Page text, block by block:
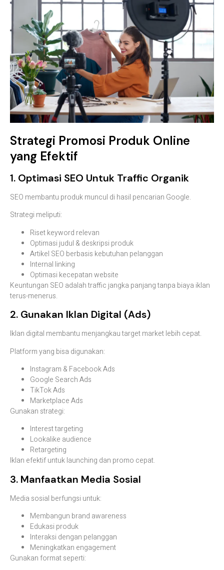
Strategi Promosi Produk Online
yang Efektif
1. Optimasi SEO Untuk Traffic Organik
SEO membantu produk muncul di hasil pencarian Google.
Strategi meliputi:
Riset keyword relevan
Optimasi judul & deskripsi produk
Artikel SEO berbasis kebutuhan pelanggan
Internal linking
Optimasi kecepatan website
Keuntungan SEO adalah traffic jangka panjang tanpa biaya iklan
terus-menerus.
2. Gunakan Iklan Digital (Ads)
Iklan digital membantu menjangkau target market lebih cepat.
Platform yang bisa digunakan:
Instagram & Facebook Ads
Google Search Ads
TikTok Ads
Marketplace Ads
Gunakan strategi:
Interest targeting
Lookalike audience
Retargeting
Iklan efektif untuk launching dan promo cepat.
3. Manfaatkan Media Sosial
Media sosial berfungsi untuk:
Membangun brand awareness
Edukasi produk
Interaksi dengan pelanggan
Meningkatkan engagement
Gunakan format seperti: